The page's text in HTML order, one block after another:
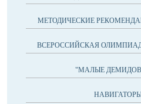
МЕТОДИЧЕСКИЕ
ВСЕРОССИЙСКАЯ
"МАЛЫЕ